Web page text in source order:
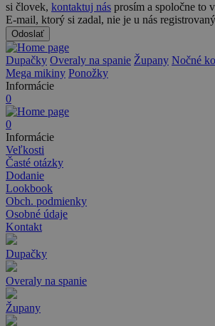
si človek, kontaktuj nás prosím a spoločne to
E-mail, ktorý si zadal, nie je u nás registrovaný
Odoslať
Dupačky Overaly na spanie Župany Nočné
Mega mikiny Ponožky
Informácie
0
0
Informácie
Veľkosti
Časté otázky
Dodanie
Lookbook
Obch. podmienky
Osobné údaje
Kontakt
Dupačky
Overaly na spanie
Župany
Váha